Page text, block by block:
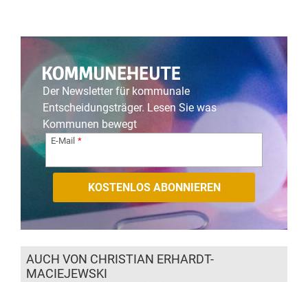
Der Newsletter für kommunale
Entscheidungsträger. Lesen Sie was
Kommunen bewegt
E-Mail
AUCH VON CHRISTIAN ERHARDT-
MACIEJEWSKI